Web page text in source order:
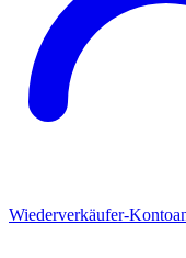
Wiederverkäufer-